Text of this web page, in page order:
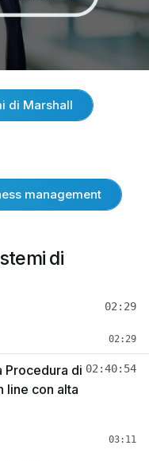
di Marshall
management
di
02:29
02:29
Procedura di
line con alta
02:40:54
03:11